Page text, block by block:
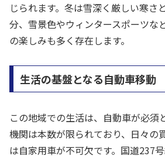
じられます。冬は雪深く厳しい寒さ
分、雪景色やウィンタースポーツな
の楽しみも多く存在します。
生活の基盤となる自動車移動
この地域での生活は、自動車が必須
機関は本数が限られており、日々の
は自家用車が不可欠です。国道237